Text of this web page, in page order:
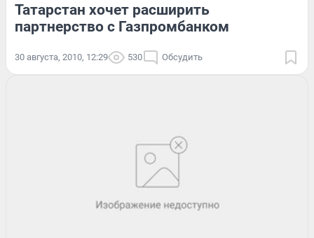
Татарстан хочет расширить
партнерство с Газпромбанком
30 августа, 2010, 12:29 530 Обсудить